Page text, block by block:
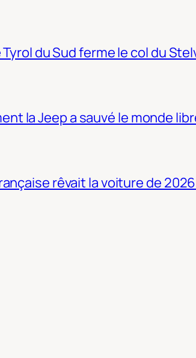
du Sud ferme le col du
la Jeep a sauvé le monde
rêvait la voiture de